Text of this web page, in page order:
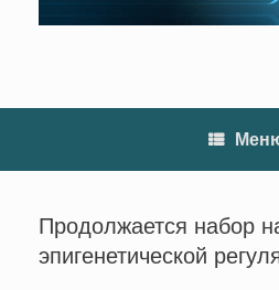
Продолжается набор
эпигенетической